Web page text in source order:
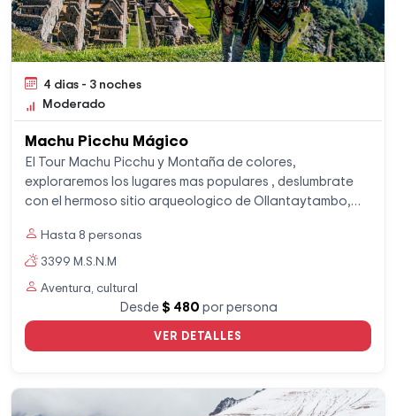
4 dias - 3 noches
Moderado
Machu Picchu Mágico
El Tour Machu Picchu y Montaña de colores,
exploraremos los lugares mas populares , deslumbrate
con el hermoso sitio arqueologico de Ollantaytambo,
majestuoso Machu Picchu y su increible historia.
Hasta 8 personas
3399 M.S.N.M
Aventura, cultural
Desde$ 480por persona
VER DETALLES